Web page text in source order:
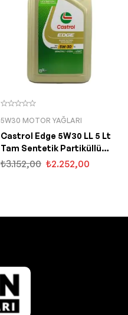
5W30 MOTOR YAĞLARI
Castrol Edge 5W30 LL 5 Lt
Tam Sentetik Partiküllü
Motor Yağı
₺3.152,00 ₺2.252,00